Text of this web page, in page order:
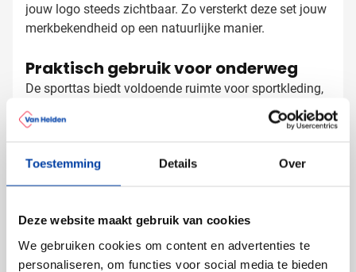
Toestemming Details Over
Deze website maakt gebruik van cookies
We gebruiken cookies om content en advertenties te
personaliseren, om functies voor social media te bieden
jouw logo steeds zichtbaar. Zo versterkt deze set jouw
merkbekendheid op een natuurlijke manier.
Praktisch gebruik voor onderweg
De sporttas biedt voldoende ruimte voor sportkleding,
schoenen en een handdoek, terwijl de toilettas perfect
is voor shampoo, tandenborstel en andere
van beide tassen zijn handig voor kleine spullen die
snel bereikbaar moeten zijn, zoals sleutels of een
zorgt ervoor dat je de tas comfortabel over je schouder
draagt, wat vooral prettig is tijdens langere afstanden.
Bij Van Helden Relatiegeschenken bedrukken we deze
tassenset met zorg, zodat jouw logo goed uitkomt:
Met je bedrijfslogo in één of meer kleuren